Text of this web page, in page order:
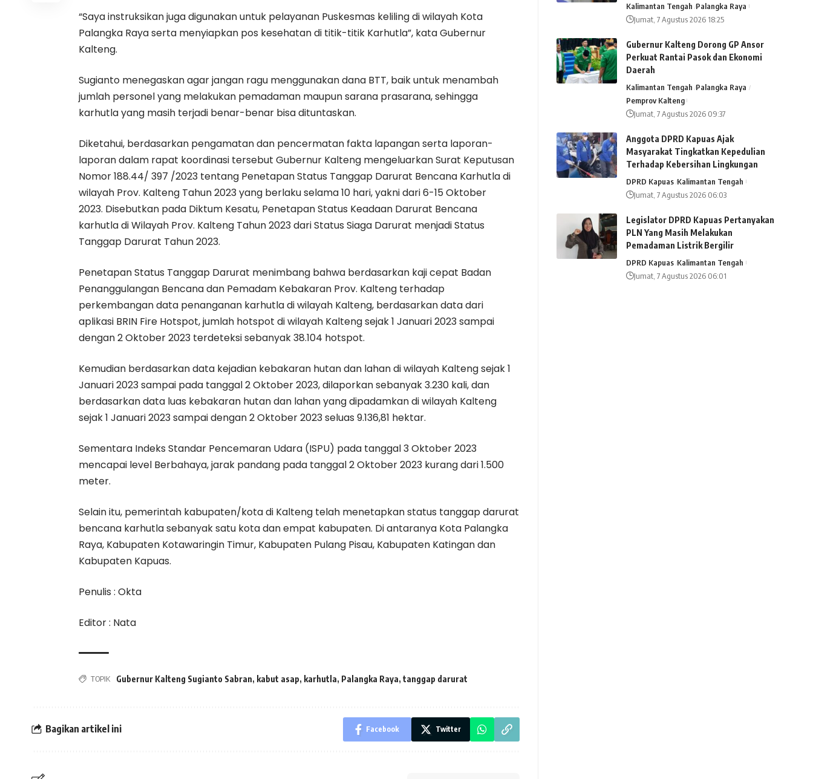
“Saya instruksikan juga digunakan untuk pelayanan Puskesmas keliling di wilayah Kota
Palangka Raya serta menyiapkan pos kesehatan di titik-titik Karhutla”, kata Gubernur
Kalteng.
Sugianto menegaskan agar jangan ragu menggunakan dana BTT, baik untuk menambah
jumlah personel yang melakukan pemadaman maupun sarana prasarana, sehingga
karhutla yang masih terjadi benar-benar bisa dituntaskan.
Diketahui, berdasarkan pengamatan dan pencermatan fakta lapangan serta laporan-
laporan dalam rapat koordinasi tersebut Gubernur Kalteng mengeluarkanSurat Keputusan
Nomor 188.44/ 397 /2023 tentang Penetapan Status Tanggap Darurat Bencana Karhutla di
wilayah Prov. Kalteng Tahun 2023 yang berlaku selama 10 hari, yakni dari 6-15 Oktober
2023. Disebutkan pada Diktum Kesatu, Penetapan Status Keadaan Darurat Bencana
karhutla di Wilayah Prov. Kalteng Tahun 2023 dari Status Siaga Darurat menjadi Status
Tanggap Darurat Tahun 2023.
Penetapan Status Tanggap Darurat menimbang bahwa berdasarkan kaji cepat Badan
Penanggulangan Bencana dan Pemadam Kebakaran Prov. Kalteng terhadap
perkembangan data penanganan karhutla di wilayah Kalteng, berdasarkan data dari
aplikasi BRIN Fire Hotspot, jumlah hotspot di wilayah Kalteng sejak 1 Januari 2023 sampai
dengan 2 Oktober 2023 terdeteksi sebanyak 38.104 hotspot.
Kemudian berdasarkan data kejadian kebakaran hutan dan lahan di wilayah Kalteng sejak 1
Januari 2023 sampai pada tanggal 2 Oktober 2023, dilaporkan sebanyak 3.230 kali, dan
berdasarkan data luas kebakaran hutan dan lahan yang dipadamkan di wilayah Kalteng
sejak 1 Januari 2023 sampai dengan 2 Oktober 2023 seluas 9.136,81 hektar.
Sementara Indeks Standar Pencemaran Udara (ISPU) pada tanggal 3 Oktober 2023
mencapai level Berbahaya, jarak pandang pada tanggal 2 Oktober 2023 kurang dari 1.500
meter.
Selain itu, pemerintah kabupaten/kota di Kalteng telah menetapkan status tanggap darurat
bencana karhutla sebanyak satu kota dan empat kabupaten. Di antaranya Kota Palangka
Raya, Kabupaten Kotawaringin Timur, Kabupaten Pulang Pisau, Kabupaten Katingan dan
Kabupaten Kapuas.
Penulis : Okta
Editor : Nata
TOPIK Gubernur Kalteng Sugianto Sabran, kabut asap, karhutla, Palangka Raya, tanggap darurat
Bagikan artikel ini Facebook Twitter
Kalimantan Tengah Palangka Raya
Jumat, 7 Agustus 2026 18:25
Gubernur Kalteng Dorong GP Ansor
Perkuat Rantai Pasok dan Ekonomi
Daerah
Kalimantan Tengah Palangka Raya
Pemprov Kalteng
Jumat, 7 Agustus 2026 09:37
Anggota DPRD Kapuas Ajak
Masyarakat Tingkatkan Kepedulian
Terhadap Kebersihan Lingkungan
DPRD Kapuas Kalimantan Tengah
Jumat, 7 Agustus 2026 06:03
Legislator DPRD Kapuas Pertanyakan
PLN Yang Masih Melakukan
Pemadaman Listrik Bergilir
DPRD Kapuas Kalimantan Tengah
Jumat, 7 Agustus 2026 06:01